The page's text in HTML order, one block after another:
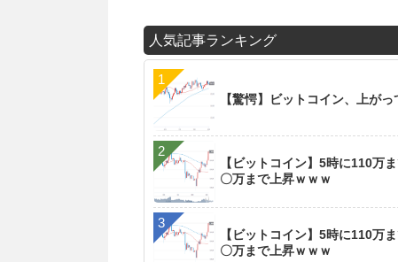
人気記事ランキング
【驚愕】ビットコイン、上が
【ビットコイン】5時に110万
〇万まで上昇ｗｗｗ
【ビットコイン】5時に110万
〇万まで上昇ｗｗｗ